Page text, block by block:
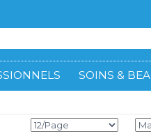
SOINS &